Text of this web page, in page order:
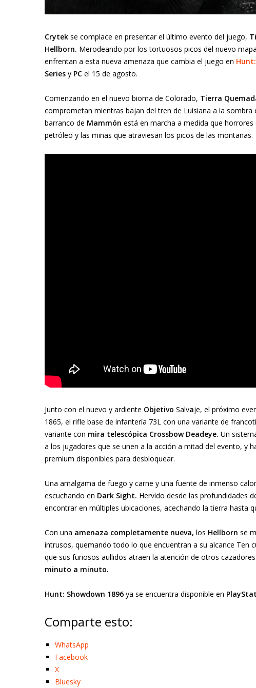
Crytek se complace en presentar el último evento del juego,
Hellborn. Merodeando por los tortuosos picos del nuevo
enfrentan a esta nueva amenaza que cambia el juego en
Series y PC el 15 de agosto.
Comenzando en el nuevo bioma de Colorado, Tierra
comprometan mientras bajan del tren de Luisiana a la
barranco de Mammón está en marcha a medida que
petróleo y las minas que atraviesan los picos de las montañas.
Junto con el nuevo y ardiente Objetivo Salvaje, el próximo
1865, el rifle base de infantería 73L con una variante de
variante con mira telescópica Crossbow Deadeye. Un
a los jugadores que se unen a la acción a mitad del evento, y
premium disponibles para desbloquear.
Una amalgama de fuego y carne y una fuente de inmenso
escuchando en Dark Sight. Hervido desde las profundidades
encontrar en múltiples ubicaciones, acechando la tierra hasta
Con una amenaza completamente nueva, los Hellborn se
intrusos, quemando todo lo que encuentran a su alcance Ten
que sus furiosos aullidos atraen la atención de otros
minuto a minuto.
Hunt: Showdown 1896 ya se encuentra disponible en
Comparte esto:
WhatsApp
Facebook
X
Bluesky